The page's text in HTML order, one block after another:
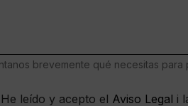
brevemente qué necesitas para
He leído y acepto el Aviso Legal i